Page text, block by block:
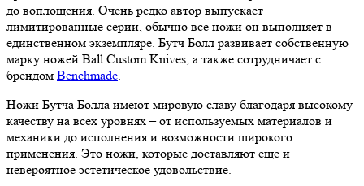
до воплощения. Очень редко автор выпускает
лимитированные серии, обычно все ножи он выполняет в
единственном экземпляре. Бутч Болл развивает собственную
марку ножей Ball Custom Knives, а также сотрудничает с
брендом Benchmade
Ножи Бутча Болла имеют мировую славу благодаря высокому
качеству на всех уровнях – от используемых материалов и
механики до исполнения и возможности широкого
применения. Это ножи, которые доставляют еще и
невероятное эстетическое удовольствие.